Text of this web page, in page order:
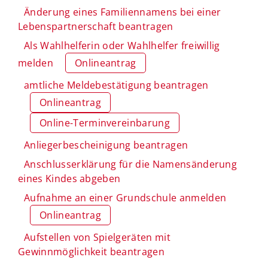
Änderung eines Familiennamens bei einer
Lebenspartnerschaft beantragen
Als Wahlhelferin oder Wahlhelfer freiwillig
melden
Onlineantrag
amtliche Meldebestätigung beantragen
Onlineantrag
Online-Terminvereinbarung
Anliegerbescheinigung beantragen
Anschlusserklärung für die Namensänderung
eines Kindes abgeben
Aufnahme an einer Grundschule anmelden
Onlineantrag
Aufstellen von Spielgeräten mit
Gewinnmöglichkeit beantragen